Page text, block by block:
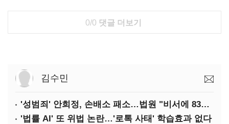
0/0 댓글 더보기
김수민
'성범죄' 안희정, 손배소 패소…법원 "비서에 8347만원 배상"
'법률 AI' 또 위법 논란…'로톡 사태' 학습효과 없다